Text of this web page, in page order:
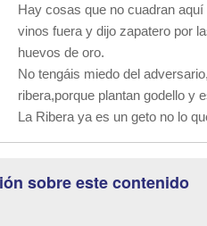
Hay cosas que no cuadran
vinos fuera y dijo zapatero por
huevos de oro.
No tengáis miedo del
ribera,porque plantan godello y
La Ribera ya es un geto no lo
sobre este contenido